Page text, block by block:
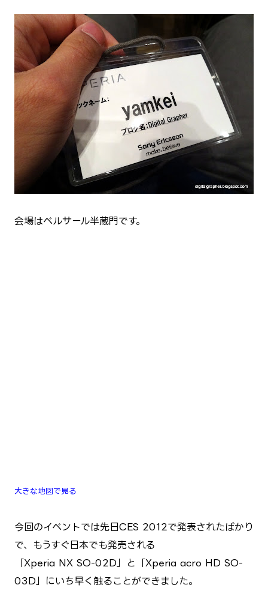
会場はベルサール半蔵門です。
大きな地図で見る
今回のイベントでは先日CES 2012で発表されたばかり
で、もうすぐ日本でも発売される
「Xperia NX SO-02D」と「Xperia acro HD SO-
03D」にいち早く触ることができました。